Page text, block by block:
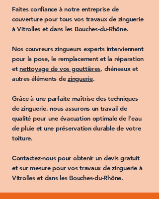
Faites confiance à notre entreprise de
couverturepour tous vos travaux de zinguerie
à Vitrolles et dans les Bouches-du-Rhône.
Nos couvreurs zingueurs experts interviennent
pour la pose, le remplacementet la réparation
etnettoyage de vos gouttières, chéneauxet
autres éléments dezinguerie.
Grâce à une parfaite maîtrise des techniques
dezinguerie, nous assurons un travail de
qualité pour une évacuation optimale de l'eau
de pluie et une préservation durable de votre
toiture.
Contactez-nous pour obtenir un devis gratuit
et sur mesure pour vostravaux de zinguerie à
Vitrolles et dans les Bouches-du-Rhône.